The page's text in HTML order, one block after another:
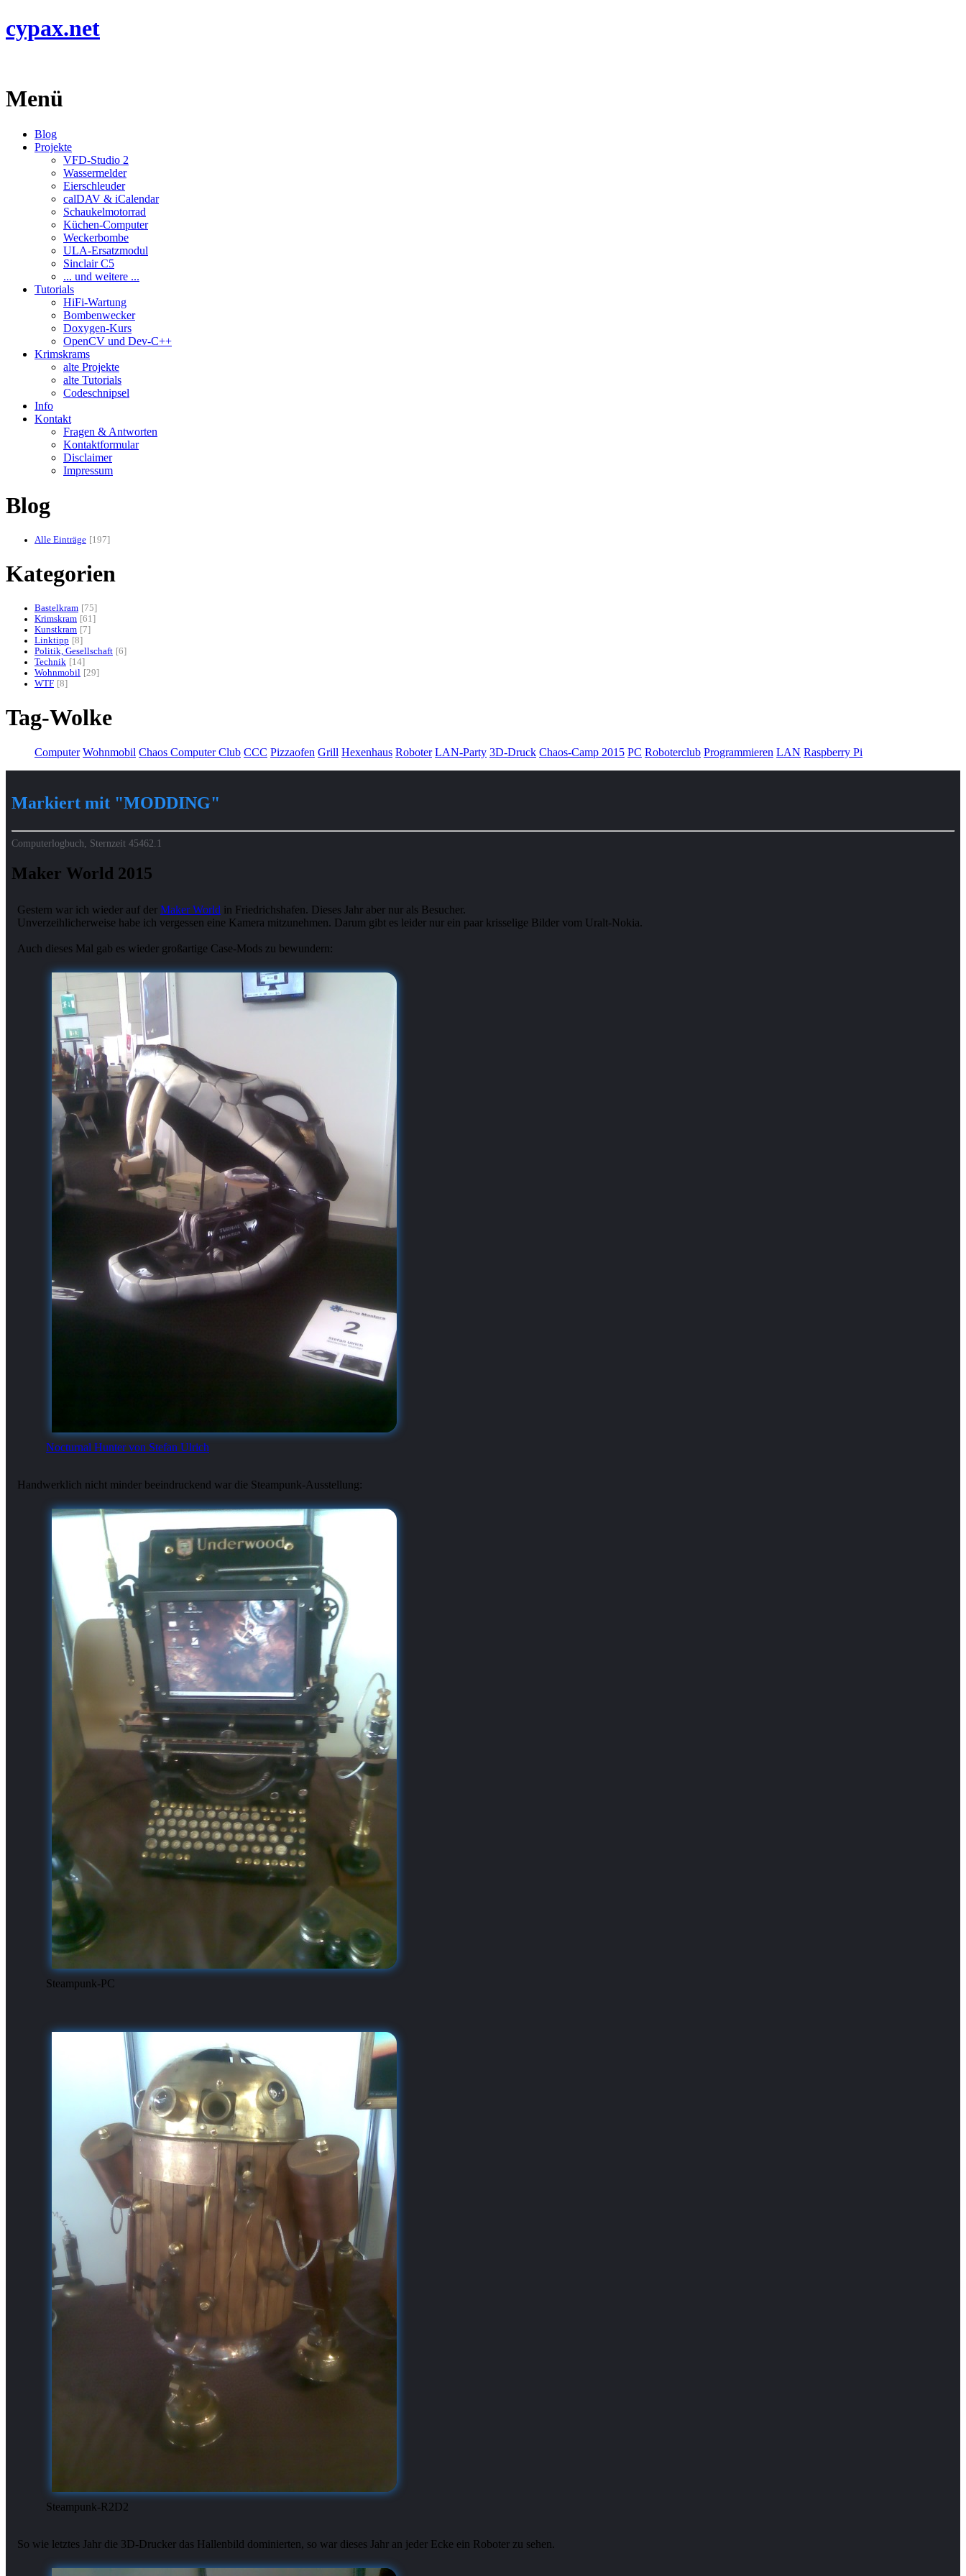
cypax.net
Menü
Blog
Projekte
VFD-Studio 2
Wassermelder
Eierschleuder
calDAV & iCalendar
Schaukelmotorrad
Küchen-Computer
Weckerbombe
ULA-Ersatzmodul
Sinclair C5
... und weitere ...
Tutorials
HiFi-Wartung
Bombenwecker
Doxygen-Kurs
OpenCV und Dev-C++
Krimskrams
alte Projekte
alte Tutorials
Codeschnipsel
Info
Kontakt
Fragen & Antworten
Kontaktformular
Disclaimer
Impressum
Blog
Alle Einträge 197
Kategorien
Bastelkram
75
Krimskram 61
Kunstkram
7
Linktipp
8
Politik, Gesellschaft 6
Technik
14
Wohnmobil
29
WTF 8
Tag-Wolke
Computer Wohnmobil Chaos Computer Club CCC Pizzaofen Grill Hexenhaus Roboter LAN-Party 3D-Druck Chaos-Camp 2015 PC Roboterclub Programmieren LAN Raspberry Pi
Markiert mit "MODDING"
Computerlogbuch, Sternzeit 45462.1
Maker World 2015
Gestern war ich wieder auf der Maker World in Friedrichshafen. Dieses Jahr aber nur als Besucher.
Unverzeihlicherweise habe ich vergessen eine Kamera mitzunehmen. Darum gibt es leider nur ein paar krisselige Bilder vom Uralt-Nokia.
Nocturnal Hunter von Stefan Ulrich
Steampunk-PC
Steampunk-R2D2